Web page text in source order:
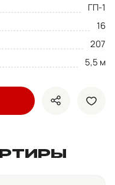
ГП-1
16
207
5,5 м
показать